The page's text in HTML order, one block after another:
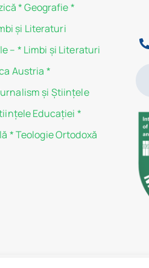
* Geografie*
și Literaturi
– * Limbi și Literaturi
Austria *
şi Ştiinţele
Educaţiei *
*Teologie Ortodoxă